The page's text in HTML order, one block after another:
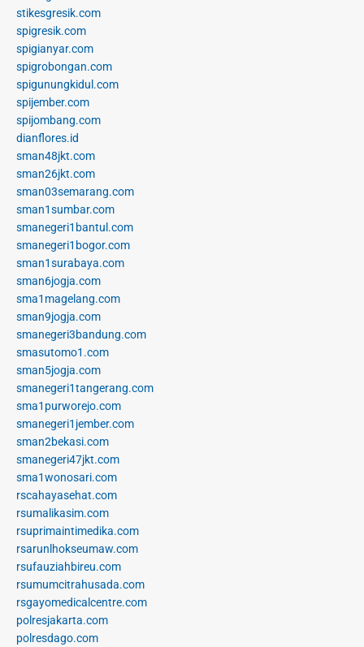
stikesgresik.com
spigresik.com
spigianyar.com
spigrobongan.com
spigunungkidul.com
spijember.com
spijombang.com
dianflores.id
sman48jkt.com
sman26jkt.com
sman03semarang.com
sman1sumbar.com
smanegeri1bantul.com
smanegeri1bogor.com
sman1surabaya.com
sman6jogja.com
sma1magelang.com
sman9jogja.com
smanegeri3bandung.com
smasutomo1.com
sman5jogja.com
smanegeri1tangerang.com
sma1purworejo.com
smanegeri1jember.com
sman2bekasi.com
smanegeri47jkt.com
sma1wonosari.com
rscahayasehat.com
rsumalikasim.com
rsuprimaintimedika.com
rsarunlhokseumaw.com
rsufauziahbireu.com
rsumumcitrahusada.com
rsgayomedicalcentre.com
polresjakarta.com
polresdago.com